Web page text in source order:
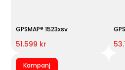
GPSMAP® 1523xsv
51.599 kr
Kampanj